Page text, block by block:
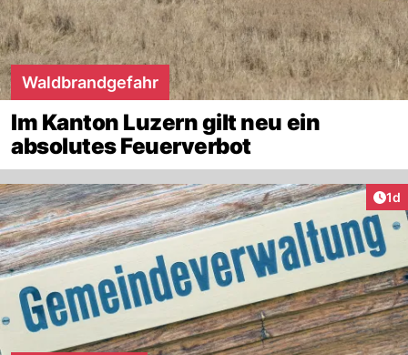
Waldbrandgefahr
Im Kanton Luzern gilt neu ein
absolutes Feuerverbot
1d